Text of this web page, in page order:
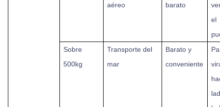
aéreo
barato
el
Sobre
500kg
Transporte del
mar
Barato y
conveniente